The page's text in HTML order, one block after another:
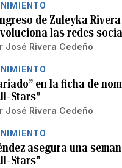
de Zuleyka Rivera
las redes
José Rivera Cedeño
en la ficha de
Stars”
José Rivera Cedeño
asegura una
Stars”